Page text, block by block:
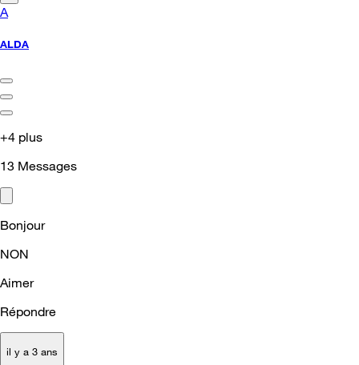
A
ALDA
+4 plus
13 Messages
Bonjour
NON
Aimer
Répondre
il y a 3 ans